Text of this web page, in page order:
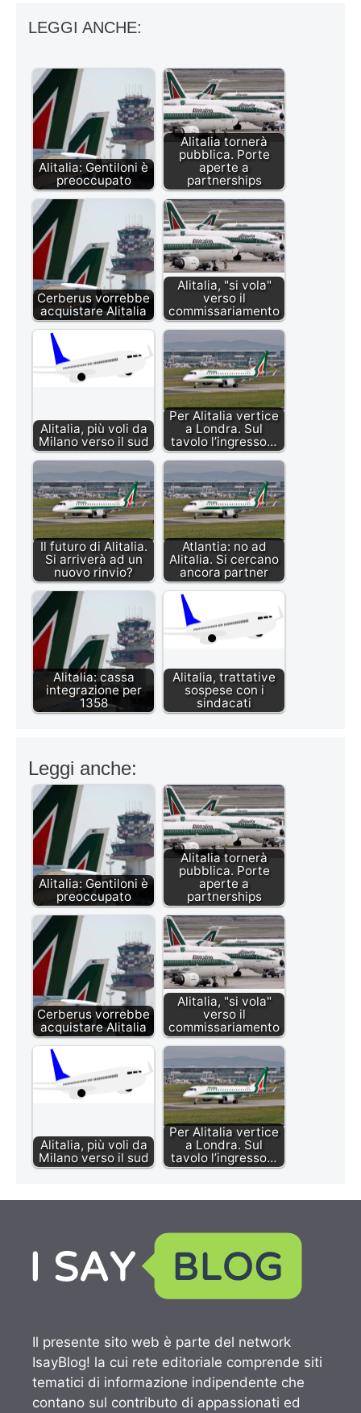
LEGGI ANCHE:
Alitalia: Gentiloni è
preoccupato
Alitalia tornerà
pubblica. Porte
aperte a
partnerships
Cerberus vorrebbe
acquistare Alitalia
Alitalia, "si vola"
verso il
commissariamento
Alitalia, più voli da
Milano verso il sud
Per Alitalia vertice
a Londra. Sul
tavolo l’ingresso…
Il futuro di Alitalia.
Si arriverà ad un
nuovo rinvio?
Atlantia: no ad
Alitalia. Si cercano
ancora partner
Alitalia: cassa
integrazione per
1358
Alitalia, trattative
sospese con i
sindacati
Leggi anche:
Alitalia: Gentiloni è
preoccupato
Alitalia tornerà
pubblica. Porte
aperte a
partnerships
Cerberus vorrebbe
acquistare Alitalia
Alitalia, "si vola"
verso il
commissariamento
Alitalia, più voli da
Milano verso il sud
Per Alitalia vertice
a Londra. Sul
tavolo l’ingresso…
Il presente sito web è parte del network
IsayBlog! la cui rete editoriale comprende siti
tematici di informazione indipendente che
contano sul contributo di appassionati ed